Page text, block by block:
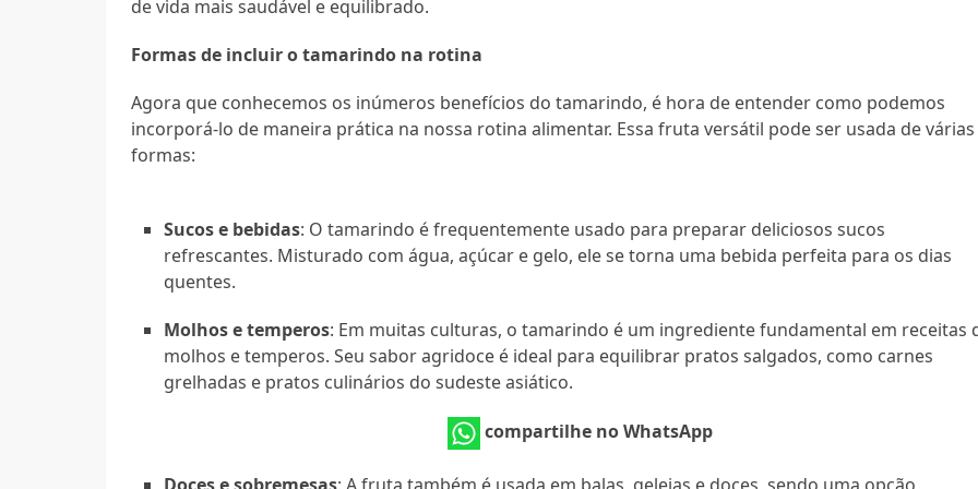
de vida mais saudável e equilibrado.
Formas de incluir o tamarindo na rotina
Agora que conhecemos os inúmeros benefícios do tamarindo, é hora de entender como podemos
incorporá-lo de maneira prática na nossa rotina alimentar. Essa fruta versátil pode ser usada de várias
formas:
Sucos e bebidas: O tamarindo é frequentemente usado para preparar deliciosos sucos
refrescantes. Misturado com água, açúcar e gelo, ele se torna uma bebida perfeita para os dias
quentes.
Molhos e temperos: Em muitas culturas, o tamarindo é um ingrediente fundamental em receitas
molhos e temperos. Seu sabor agridoce é ideal para equilibrar pratos salgados, como carnes
grelhadas e pratos culinários do sudeste asiático.
compartilhe no WhatsApp